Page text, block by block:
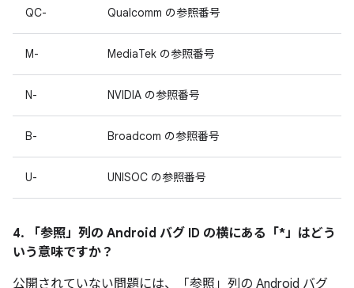
QC- Qualcomm の参照番号
M- MediaTek の参照番号
N- NVIDIA の参照番号
B- Broadcom の参照番号
U- UNISOC の参照番号
4. 「参照」 列の Android バグ ID の横にある「*」はどう
いう意味ですか？
公開されていない問題には、「参照」列の Android バグ